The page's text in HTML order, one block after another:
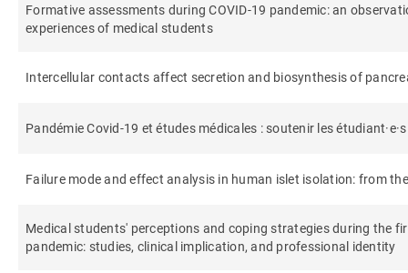
Formative assessments during COVID-19 pandemic: an
experiences of medical students
Intercellular contacts affect secretion and biosynthesis of
Pandémie Covid-19 et études médicales : soutenir les
Failure mode and effect analysis in human islet isolation: from
Medical students' perceptions and coping strategies during the
pandemic: studies, clinical implication, and professional identity